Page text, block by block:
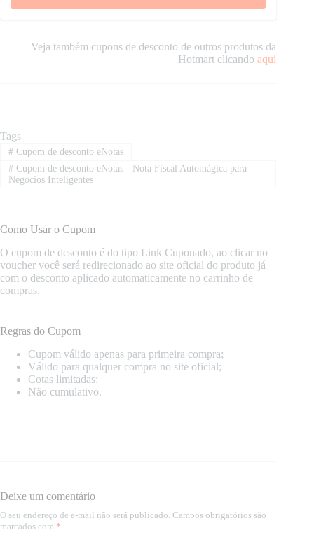
Veja também cupons de desconto de outros produtos da
Hotmart clicandoaqui
Tags
#Cupom de desconto eNotas
#Cupom de desconto eNotas - Nota Fiscal Automágica para
Negócios Inteligentes
Como Usar o Cupom
O cupom de desconto é do tipo Link Cuponado, ao clicar no
voucher você será redirecionado ao site oficial do produto já
com o desconto aplicado automaticamente no carrinho de
compras.
Regras do Cupom
Cupom válido apenas para primeira compra;
Válido para qualquer compra no site oficial;
Cotas limitadas;
Não cumulativo.
Deixe um comentário
O seu endereço de e-mail não será publicado. Campos obrigatórios são
marcados com *